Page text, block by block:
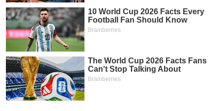
Hủy
niêm
yết
Theo
đặc
biệt
Không
được
CÔNG
CỤ
ĐẦU
TƯ